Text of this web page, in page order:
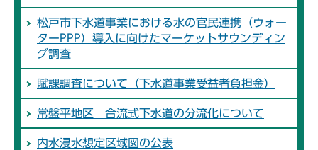
松戸市下水道事業における水の官民連携（ウォー
ターPPP）導入に向けたマーケットサウンディン
グ調査
賦課調査について（下水道事業受益者負担金）
常盤平地区 合流式下水道の分流化について
内水浸水想定区域図の公表